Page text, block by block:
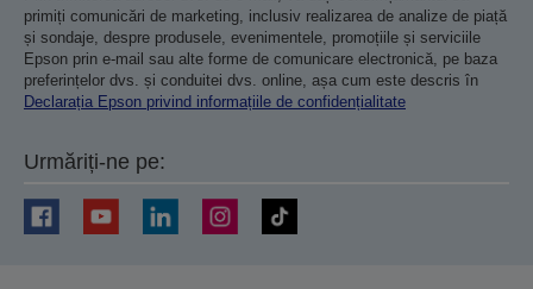
primiți comunicări de marketing, inclusiv realizarea de analize de piață
și sondaje, despre produsele, evenimentele, promoțiile și serviciile
Epson prin e-mail sau alte forme de comunicare electronică, pe baza
preferințelor dvs. și conduitei dvs. online, așa cum este descris în
Declarația Epson privind informațiile de confidențialitate
Urmăriți-ne pe: